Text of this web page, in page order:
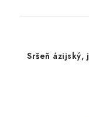
Sršeň